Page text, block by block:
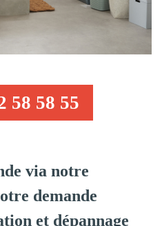
58 55
via notre
demande
et dépannage